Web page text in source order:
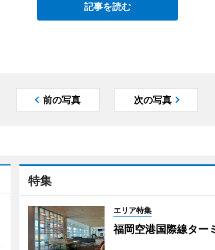
記事を読む
前の写真 次の写真
特集
エリア特集
福岡空港国際線ター